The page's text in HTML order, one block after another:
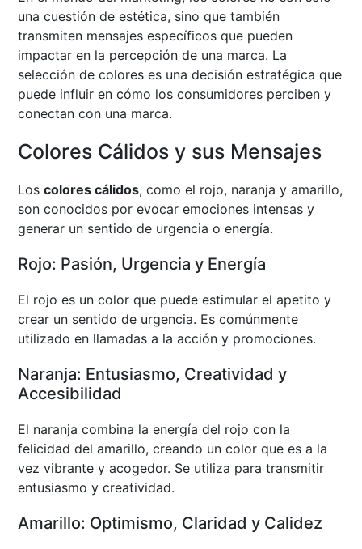
una cuestión de estética, sino que también
transmiten mensajes específicos que pueden
impactar en la percepción de una marca. La
selección de colores es una decisión estratégica que
puede influir en cómo los consumidores perciben y
conectan con una marca.
Colores Cálidos y sus Mensajes
Loscolores cálidos, como el rojo, naranja y amarillo,
son conocidos por evocar emociones intensas y
generar un sentido de urgencia o energía.
Rojo: Pasión, Urgencia y Energía
El rojo es un color que puede estimular el apetito y
crear un sentido de urgencia. Es comúnmente
utilizado en llamadas a la acción y promociones.
Naranja: Entusiasmo, Creatividad y
Accesibilidad
El naranja combina la energía del rojo con la
felicidad del amarillo, creando un color que es a la
vez vibrante y acogedor. Se utiliza para transmitir
entusiasmo y creatividad.
Amarillo: Optimismo, Claridad y Calidez